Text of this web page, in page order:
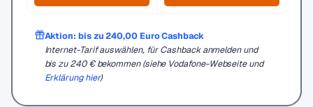
Aktion: bis zu 240,00 Euro Cashback
Internet-Tarif auswählen, für Cashback anmelden und
bis zu 240 € bekommen (siehe Vodafone-Webseite und
Erklärung hier)